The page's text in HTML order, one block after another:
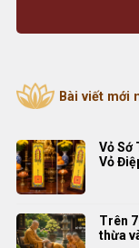
Bài viết mới
Vỏ Sớ
Vỏ
Trên
thừa